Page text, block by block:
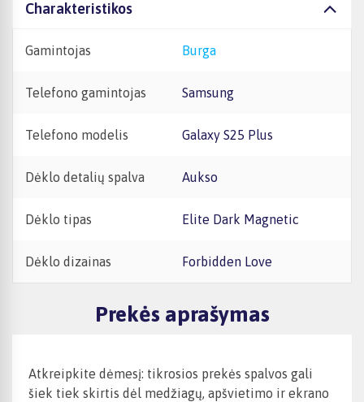
Charakteristikos
Gamintojas Burga
Telefono gamintojas Samsung
Telefono modelis Galaxy S25 Plus
Dėklo detalių spalva Aukso
Dėklo tipas Elite Dark Magnetic
Dėklo dizainas Forbidden Love
Prekės aprašymas
Atkreipkite dėmesį: tikrosios prekės spalvos gali
šiek tiek skirtis dėl medžiagų, apšvietimo ir ekrano